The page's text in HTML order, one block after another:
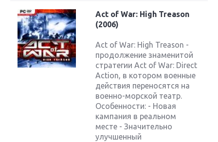
Act of War: High Treason
(2006)
Act of War: High Treason -
продолжение знаменитой
стратегии Act of War: Direct
Action, в котором военные
действия переносятся на
военно-морской театр.
Особенности: - Новая
кампания в реальном
месте - Значительно
улучшенный